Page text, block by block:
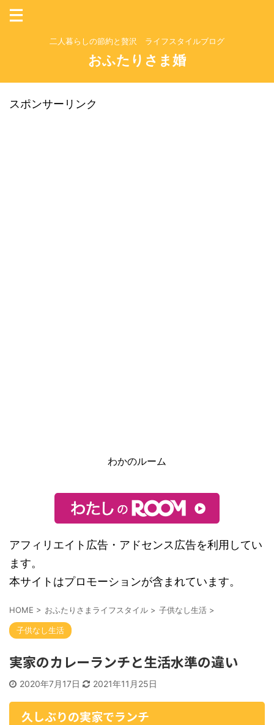
二人暮らしの節約と贅沢 ライフスタイルブログ
おふたりさま婚
スポンサーリンク
わかのルーム
アフィリエイト広告・アドセンス広告を利用してい
ます。
本サイトはプロモーションが含まれています。
HOME > おふたりさまライフスタイル > 子供なし生活 >
子供なし生活
実家のカレーランチと生活水準の違い
2020年7月17日 2021年11月25日
久しぶりの実家でランチ